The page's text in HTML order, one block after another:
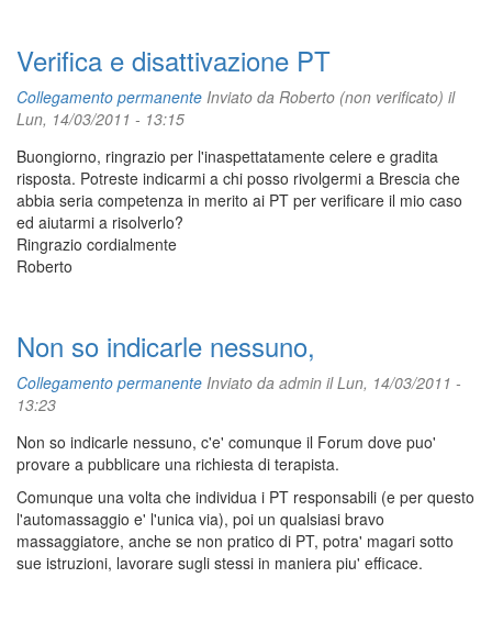
Verifica e disattivazione PT
Collegamento permanente Inviato da Roberto (non verificato) il
Lun, 14/03/2011 - 13:15
Buongiorno, ringrazio per l'inaspettatamente celere e gradita
risposta. Potreste indicarmi a chi posso rivolgermi a Brescia che
abbia seria competenza in merito ai PT per verificare il mio caso
ed aiutarmi a risolverlo?
Ringrazio cordialmente
Roberto
Non so indicarle nessuno,
Collegamento permanente Inviato da admin il Lun, 14/03/2011 -
13:23
Non so indicarle nessuno, c'e' comunque il Forum dove puo'
provare a pubblicare una richiesta di terapista.
Comunque una volta che individua i PT responsabili (e per questo
l'automassaggio e' l'unica via), poi un qualsiasi bravo
massaggiatore, anche se non pratico di PT, potra' magari sotto
sue istruzioni, lavorare sugli stessi in maniera piu' efficace.